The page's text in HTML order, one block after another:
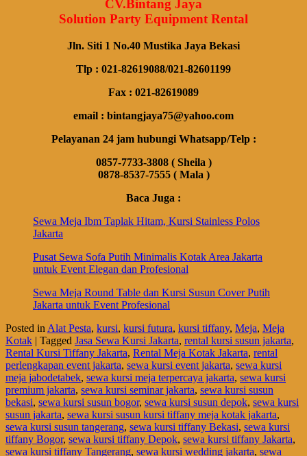
CV.Bintang Jaya
Solution Party Equipment Rental
Jln. Siti 1 No.40 Mustika Jaya Bekasi
Tlp : 021-82619088/021-82601199
Fax : 021-82619089
email : bintangjaya75@yahoo.com
Pelayanan 24 jam hubungi Whatsapp/Telp :
0857-7733-3808 ( Sheila )
0878-8537-7555 ( Mala )
Baca Juga :
Sewa Meja Ibm Taplak Hitam, Kursi Stainless Polos
Jakarta
Pusat Sewa Sofa Putih Minimalis Kotak Area Jakarta
untuk Event Elegan dan Profesional
Sewa Meja Round Table dan Kursi Susun Cover Putih
Jakarta untuk Event Profesional
Posted in Alat Pesta, kursi, kursi futura, kursi tiffany, Meja, Meja
Kotak | Tagged Jasa Sewa Kursi Jakarta, rental kursi susun jakarta,
Rental Kursi Tiffany Jakarta, Rental Meja Kotak Jakarta, rental
perlengkapan event jakarta, sewa kursi event jakarta, sewa kursi
meja jabodetabek, sewa kursi meja terpercaya jakarta, sewa kursi
premium jakarta, sewa kursi seminar jakarta, sewa kursi susun
bekasi, sewa kursi susun bogor, sewa kursi susun depok, sewa kursi
susun jakarta, sewa kursi susun kursi tiffany meja kotak jakarta,
sewa kursi susun tangerang, sewa kursi tiffany Bekasi, sewa kursi
tiffany Bogor, sewa kursi tiffany Depok, sewa kursi tiffany Jakarta,
sewa kursi tiffany Tangerang, sewa kursi wedding jakarta, sewa